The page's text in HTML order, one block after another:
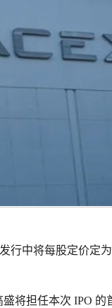
行中将每股定价定为
将担任本次 IPO 的